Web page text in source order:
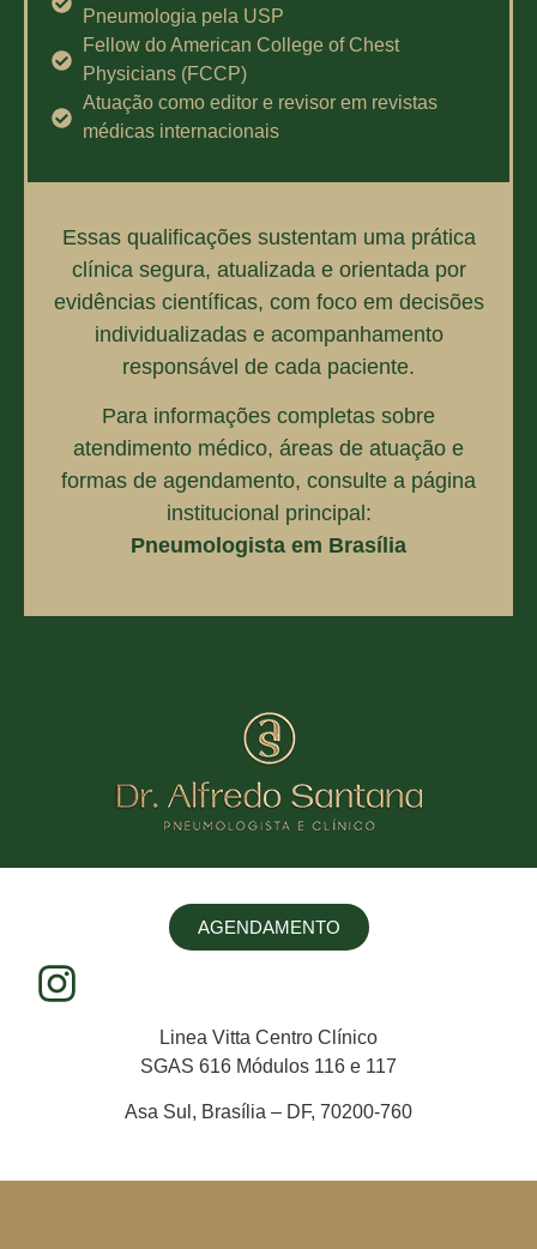
Pneumologia pela USP
Fellow do American College of Chest
Physicians (FCCP)
Atuação como editor e revisor em revistas
médicas internacionais
Essas qualificações sustentam uma prática
clínica segura, atualizada e orientada por
evidências científicas, com foco em decisões
individualizadas e acompanhamento
responsável de cada paciente.
Para informações completas sobre
atendimento médico, áreas de atuação e
formas de agendamento, consulte a página
institucional principal:
Pneumologista em Brasília
AGENDAMENTO
Linea Vitta Centro Clínico
SGAS 616 Módulos 116 e 117
Asa Sul, Brasília – DF, 70200-760